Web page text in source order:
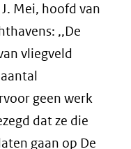
Mei, hoofd van
,,De
vliegveld
geen werk
dat ze die
gaan op De